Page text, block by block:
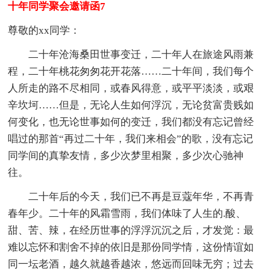
十年同学聚会邀请函7
尊敬的xx同学：
二十年沧海桑田世事变迁，二十年人在旅途风雨兼
程，二十年桃花匆匆花开花落……二十年间，我们每个
人所走的路不尽相同，或春风得意，或平平淡淡，或艰
辛坎坷……但是，无论人生如何浮沉，无论贫富贵贱如
何变化，也无论世事如何的变迁，我们都没有忘记曾经
唱过的那首“再过二十年，我们来相会”的歌，没有忘记
同学间的真挚友情，多少次梦里相聚，多少次心驰神
往。
二十年后的今天，我们已不再是豆蔻年华，不再青
春年少。二十年的风霜雪雨，我们体味了人生的.酸、
甜、苦、辣，在经历世事的浮浮沉沉之后，才发觉：最
难以忘怀和割舍不掉的依旧是那份同学情，这份情谊如
同一坛老酒，越久就越香越浓，悠远而回味无穷；过去